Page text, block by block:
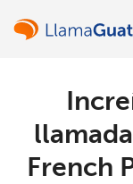
French